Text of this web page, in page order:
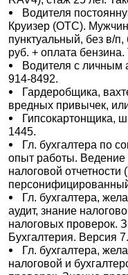
Водителя
Круизер (ОТС).
пунктуальный, без в/
руб. + оплата
Водителя с личным
914-8492.
Гардеробщика,
вредных привычек,
Гипсокартонщика,
1445.
Гл. бухгалтера по
опыт работы. Ведение
налоговой
Гл. бухгалтера,
аудит, знание
налоговых проверок.
Бухгалтерия. Версия
Гл. бухгалтера,
налоговой и